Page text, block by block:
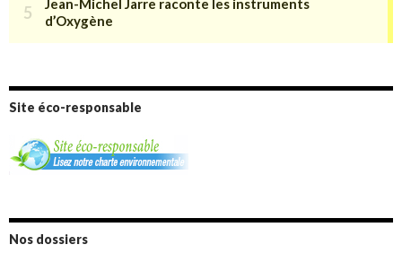
Site éco-responsable
Nos dossiers